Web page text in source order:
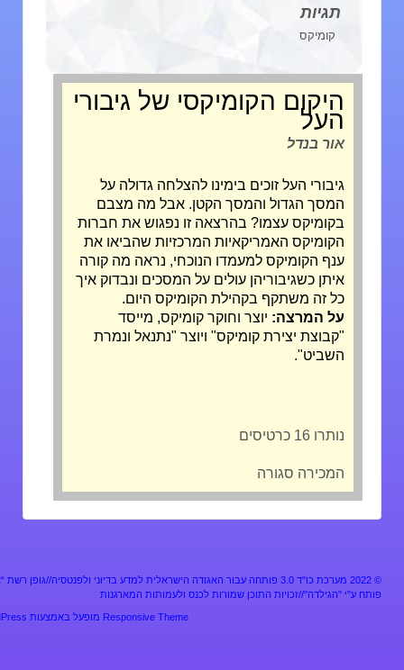
היקום הקומיקסי של גיבורי
אור בנדל
גיבורי העל זוכים בימינו להצלחה גדולה על
המסך הגדול והמסך הקטן. אבל מה מצבם
בקומיקס עצמו? בהרצאה זו נפגוש את חברות
הקומיקס האמריקאיות המרכזיות שהביאו את
ענף הקומיקס למעמדו הנוכחי, נראה מה קורה
איתן כשגיבוריהן עולים על המסכים ונבדוק איך
כל זה משתקף בקהילת הקומיקס היום.
על המרצה:יוצר וחוקר קומיקס, מייסד
"קבוצת יצירת קומיקס" ויוצר "נתנאל ונמרת
השביט".
המכירה סגורה
מערכת כו"ד 3.0 פותחה עבור האגודה הישראלית למדע בדיוני ולפנטסיה//גופן רשת “אלף”
"הגילדה"//זכויות התוכן שמורות לכנס ולעמותות המארגנות
Responsive Themeמופעל באמצעות WordPress